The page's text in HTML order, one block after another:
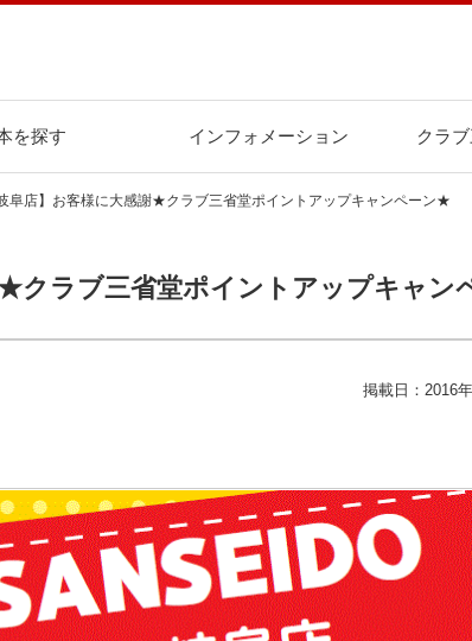
を探す インフォメーション クラ
岐阜店】お客様に大感謝★クラブ三省堂ポイントアップキャンペーン★
★クラブ三省堂ポイントアップキャン
掲載日：2016